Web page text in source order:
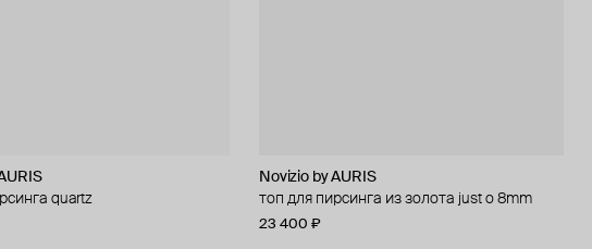
quartz
Novizio by AURIS
топ для пирсинга из золота just o 8mm
23 400 ₽
из золота amour contour
Novizio by AURIS
топ для пирсинга из золота line
14 500 ₽